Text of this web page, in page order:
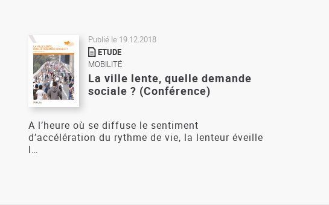
Publié le 19.12.2018
ETUDE
MOBILITÉ
La ville lente, quelle demande
sociale ? (Conférence)
A l’heure où se diffuse le sentiment
d’accélération du rythme de vie, la lenteur éveille
l…